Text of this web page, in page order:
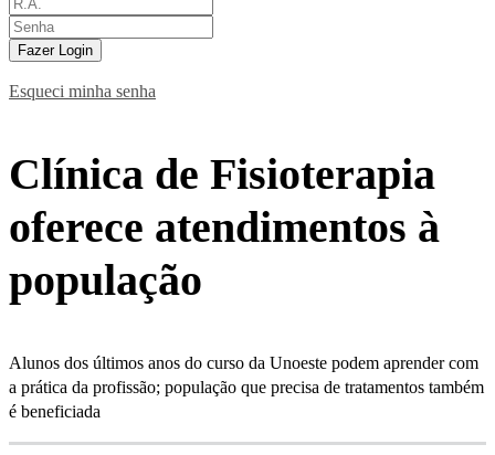
Fazer Login
Esqueci minha senha
Clínica de Fisioterapia
oferece atendimentos à
população
Alunos dos últimos anos do curso da Unoeste podem aprender com
a prática da profissão; população que precisa de tratamentos também
é beneficiada